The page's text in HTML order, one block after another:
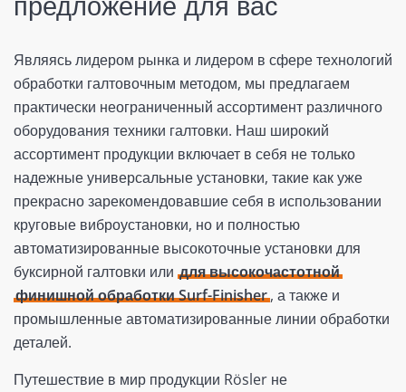
Являясь лидером рынка и лидером в сфере технологий
обработки галтовочным методом, мы предлагаем
практически неограниченный ассортимент различного
оборудования техники галтовки. Наш широкий
ассортимент продукции включает в себя не только
надежные универсальные установки, такие как уже
прекрасно зарекомендовавшие себя в использовании
круговые виброустановки, но и полностью
автоматизированные высокоточные установки для
буксирной галтовки или для высокочастотной
финишной обработки Surf-Finisher, а также и
промышленные автоматизированные линии обработки
деталей.
Путешествие в мир продукции Rösler не